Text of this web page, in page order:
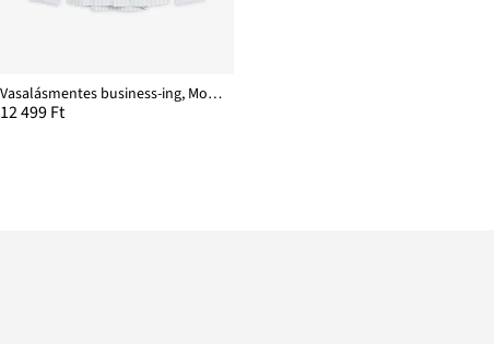
Vasalásmentes business-ing, Modern Fit
12 499 Ft